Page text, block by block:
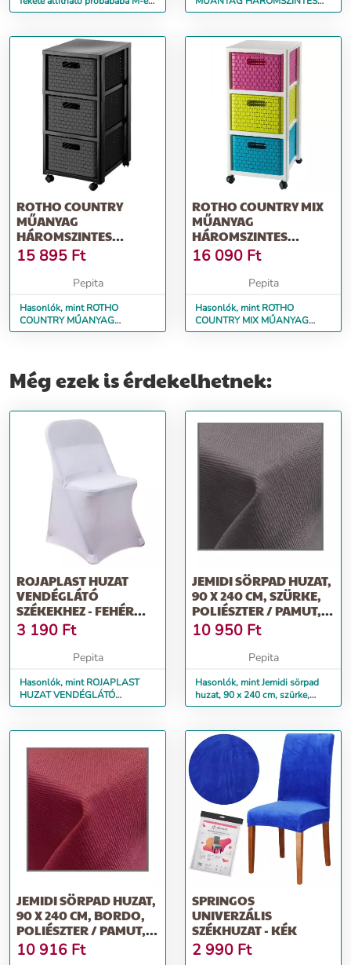
méret 40-46
KOMÓD, ANTRACIT (Méret:
ROTHO COUNTRY
MŰANYAG
HÁROMSZINTES
KOMÓD, ANTRACIT
(MÉRET:)
15 895 Ft
Pepita
Hasonlók, mint ROTHO
COUNTRY MŰANYAG
HÁROMSZINTES KOMÓD,
ROTHO COUNTRY MIX
MŰANYAG
HÁROMSZINTES
KOMÓD, SZÍNES
(MÉRET:)
16 090 Ft
Pepita
Hasonlók, mint ROTHO
COUNTRY MIX MŰANYAG
HÁROMSZINTES KOMÓD,
Még ezek is érdekelhetnek:
ROJAPLAST HUZAT
VENDÉGLÁTÓ
SZÉKEKHEZ - FEHÉR
(MÉRET: 53 X 46)
3 190 Ft
Pepita
Hasonlók, mint ROJAPLAST
HUZAT VENDÉGLÁTÓ
SZÉKEKHEZ - FEHÉR (Méret: 53
JEMIDI SÖRPAD HUZAT,
90 X 240 CM, SZÜRKE,
POLIÉSZTER / PAMUT,
553...
10 950 Ft
Pepita
Hasonlók, mint Jemidi sörpad
huzat, 90 x 240 cm, szürke,
poliészter / pamut, 553...
JEMIDI SÖRPAD HUZAT,
90 X 240 CM, BORDO,
POLIÉSZTER / PAMUT,
5531...
10 916 Ft
SPRINGOS
UNIVERZÁLIS
SZÉKHUZAT - KÉK
2 990 Ft